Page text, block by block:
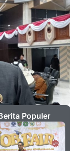
Populer